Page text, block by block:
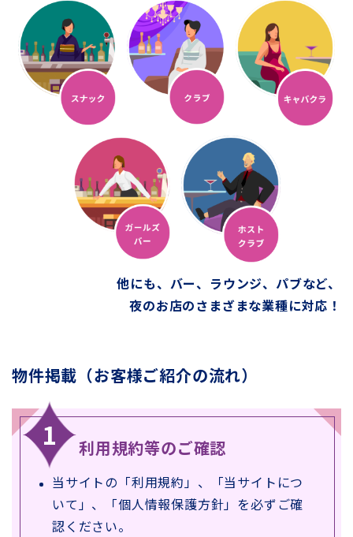
他にも、バー、ラウンジ、パブなど、
夜のお店のさまざまな業種に対応！
物件掲載（お客様ご紹介の流れ）
利用規約等のご確認
当サイトの「利用規約」、「当サイトにつ
いて」、「個人情報保護方針」を必ずご確
認ください。